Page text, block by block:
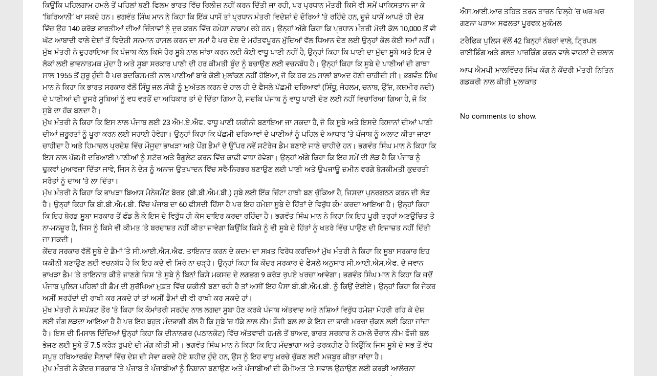
ਕਿਉਂਕਿ ਪਹਿਲਗਾਮ ਹਮਲੇ ਤੋਂ ਪਹਿਲਾਂ ਬਣੀ ਫਿਲਮ ਭਾਰਤ ਵਿੱਚ ਰਿਲੀਜ਼ ਨਹੀਂ ਕਰਨ ਦਿੱਤੀ ਜਾ ਰਹੀ, ਪਰ ਪ੍ਰਧਾਨ ਮੰਤਰੀ ਕਿਸੇ ਵੀ ਸਮੇਂ ਪਾਕਿਸਤਾਨ ਜਾ ਕੇ
‘ਬਿਰਿਆਨੀ’ ਖਾ ਸਕਦੇ ਹਨ। ਭਗਵੰਤ ਸਿੰਘ ਮਾਨ ਨੇ ਕਿਹਾ ਕਿ ਇੱਕ ਪਾਸੇਂ ਤਾਂ ਪ੍ਰਧਾਨ ਮੰਤਰੀ ਵਿਦੇਸ਼ਾਂ ਦੇ ਦੌਰਿਆਂ ‘ਤੇ ਰਹਿੰਦੇ ਹਨ, ਦੂਜੇ ਪਾਸੇਂ ਆਪਣੇ ਹੀ ਦੇਸ਼
ਵਿੱਚ ਉਹ 140 ਕਰੋੜ ਭਾਰਤੀਆਂ ਦੀਆਂ ਚਿੰਤਾਵਾਂ ਨੂੰ ਦੂਰ ਕਰਨ ਵਿੱਚ ਹਮੇਸ਼ਾ ਨਾਕਾਮ ਰਹੇ ਹਨ। ਉਨ੍ਹਾਂ ਅੱਗੇ ਕਿਹਾ ਕਿ ਪ੍ਰਧਾਨ ਮੰਤਰੀ ਮੋਦੀ ਕੋਲ 10,000 ਤੋਂ ਵੀ
ਘੱਟ ਆਬਾਦੀ ਵਾਲੇ ਦੇਸ਼ਾਂ ਤੋਂ ਵਿਦੇਸ਼ੀ ਸਨਮਾਨ ਹਾਸਲ ਕਰਨ ਦਾ ਸਮਾਂ ਹੈ ਪਰ ਦੇਸ਼ ਦੇ ਮਹੱਤਵਪੂਰਨ ਮੁੱਦਿਆਂ ਵੱਲ ਧਿਆਨ ਦੇਣ ਲਈ ਉਨ੍ਹਾਂ ਕੋਲ ਕੋਈ ਸਮਾਂ ਨਹੀਂ।
ਮੁੱਖ ਮੰਤਰੀ ਨੇ ਦੁਹਰਾਇਆ ਕਿ ਪੰਜਾਬ ਕੋਲ ਕਿਸੇ ਹੋਰ ਸੂਬੇ ਨਾਲ ਸਾਂਝਾ ਕਰਨ ਲਈ ਕੋਈ ਵਾਧੂ ਪਾਣੀ ਨਹੀਂ ਹੈ, ਉਨ੍ਹਾਂ ਕਿਹਾ ਕਿ ਪਾਣੀ ਦਾ ਮੁੱਦਾ ਸੂਬੇ ਅਤੇ ਇਸ ਦੇ
ਲੋਕਾਂ ਲਈ ਭਾਵਨਾਤਮਕ ਮੁੱਦਾ ਹੈ ਅਤੇ ਸੂਬਾ ਸਰਕਾਰ ਪਾਣੀ ਦੀ ਹਰ ਕੀਮਤੀ ਬੂੰਦ ਨੂੰ ਬਚਾਉਣ ਲਈ ਵਚਨਬੱਧ ਹੈ। ਉਨ੍ਹਾਂ ਕਿਹਾ ਕਿ ਸੂਬੇ ਦੇ ਪਾਣੀਆਂ ਦੀ ਗਾਥਾ
ਸਾਲ 1955 ਤੋਂ ਸ਼ੁਰੂ ਹੁੰਦੀ ਹੈ ਪਰ ਬਦਕਿਸਮਤੀ ਨਾਲ ਪਾਣੀਆਂ ਬਾਰੇ ਕੋਈ ਮੁਲਾਂਕਣ ਨਹੀਂ ਹੋਇਆ, ਜੋ ਕਿ ਹਰ 25 ਸਾਲਾਂ ਬਾਅਦ ਹੋਣੀ ਚਾਹੀਦੀ ਸੀ। ਭਗਵੰਤ ਸਿੰਘ
ਮਾਨ ਨੇ ਕਿਹਾ ਕਿ ਭਾਰਤ ਸਰਕਾਰ ਵੱਲੋਂ ਸਿੰਧੂ ਜਲ ਸੰਧੀ ਨੂੰ ਮੁਅੱਤਲ ਕਰਨ ਦੇ ਹਾਲ ਹੀ ਦੇ ਫੈਸਲੇ ਪੱਛਮੀ ਦਰਿਆਵਾਂ (ਸਿੰਧੂ, ਜੇਹਲਮ, ਚਨਾਬ, ਉੱਜ, ਕਸ਼ਮੀਰ ਨਦੀ)
ਦੇ ਪਾਣੀਆਂ ਦੀ ਦੂਸਰੇ ਸੂਬਿਆਂ ਨੂੰ ਵਧ ਵਰਤੋਂ ਦਾ ਅਧਿਕਾਰ ਤਾਂ ਦੇ ਦਿੱਤਾ ਗਿਆ ਹੈ, ਜਦਕਿ ਪੰਜਾਬ ਨੂੰ ਵਾਧੂ ਪਾਣੀ ਦੇਣ ਲਈ ਨਹੀਂ ਵਿਚਾਰਿਆ ਗਿਆ ਹੈ, ਜੋ ਕਿ
ਸੂਬੇ ਦਾ ਹੱਕ ਬਣਦਾ ਹੈ।
ਮੁੱਖ ਮੰਤਰੀ ਨੇ ਕਿਹਾ ਕਿ ਇਸ ਨਾਲ ਪੰਜਾਬ ਲਈ 23 ਐਮ.ਏ.ਐਫ. ਵਾਧੂ ਪਾਣੀ ਯਕੀਨੀ ਬਣਾਇਆ ਜਾ ਸਕਦਾ ਹੈ, ਜੋ ਕਿ ਸੂਬੇ ਅਤੇ ਇਸਦੇ ਕਿਸਾਨਾਂ ਦੀਆਂ ਪਾਣੀ
ਦੀਆਂ ਜ਼ਰੂਰਤਾਂ ਨੂੰ ਪੂਰਾ ਕਰਨ ਲਈ ਸਹਾਈ ਹੋਵੇਗਾ। ਉਨ੍ਹਾਂ ਕਿਹਾ ਕਿ ਪੱਛਮੀ ਦਰਿਆਵਾਂ ਦੇ ਪਾਣੀਆਂ ਨੂੰ ਪਹਿਲ ਦੇ ਆਧਾਰ ‘ਤੇ ਪੰਜਾਬ ਨੂੰ ਅਲਾਟ ਕੀਤਾ ਜਾਣਾ
ਚਾਹੀਦਾ ਹੈ ਅਤੇ ਹਿਮਾਚਲ ਪ੍ਰਦੇਸ਼ ਵਿੱਚ ਮੌਜੂਦਾ ਭਾਖੜਾ ਅਤੇ ਪੌਂਗ ਡੈਮਾਂ ਦੇ ਉੱਪਰ ਨਵੇਂ ਸਟੋਰੇਜ ਡੈਮ ਬਣਾਏ ਜਾਣੇ ਚਾਹੀਦੇ ਹਨ। ਭਗਵੰਤ ਸਿੰਘ ਮਾਨ ਨੇ ਕਿਹਾ ਕਿ
ਇਸ ਨਾਲ ਪੱਛਮੀ ਦਰਿਆਈ ਪਾਣੀਆਂ ਨੂੰ ਸਟੋਰ ਅਤੇ ਰੈਗੂਲੇਟ ਕਰਨ ਵਿੱਚ ਕਾਫ਼ੀ ਵਾਧਾ ਹੋਵੇਗਾ। ਉਨ੍ਹਾਂ ਅੱਗੇ ਕਿਹਾ ਕਿ ਇਹ ਸਮੇਂ ਦੀ ਲੋੜ ਹੈ ਕਿ ਪੰਜਾਬ ਨੂੰ
ਢੁਕਵਾਂ ਮੁਆਵਜ਼ਾ ਦਿੱਤਾ ਜਾਵੇ, ਜਿਸ ਨੇ ਦੇਸ਼ ਨੂੰ ਅਨਾਜ ਉਤਪਾਦਨ ਵਿੱਚ ਸਵੈ-ਨਿਰਭਰ ਬਣਾਉਣ ਲਈ ਪਾਣੀ ਅਤੇ ਉਪਜਾਊ ਜ਼ਮੀਨ ਵਰਗੇ ਬੇਸ਼ਕੀਮਤੀ ਕੁਦਰਤੀ
ਸਰੋਤਾਂ ਨੂੰ ਦਾਅ ‘ਤੇ ਲਾ ਦਿੱਤਾ।
ਮੁੱਖ ਮੰਤਰੀ ਨੇ ਕਿਹਾ ਕਿ ਭਾਖੜਾ ਬਿਆਸ ਮੈਨੇਜਮੈਂਟ ਬੋਰਡ (ਬੀ.ਬੀ.ਐਮ.ਬੀ.) ਸੂਬੇ ਲਈ ਇੱਕ ਚਿੱਟਾ ਹਾਥੀ ਬਣ ਚੁੱਕਿਆ ਹੈ, ਜਿਸਦਾ ਪੁਨਰਗਠਨ ਕਰਨ ਦੀ ਲੋੜ
ਹੈ। ਉਨ੍ਹਾਂ ਕਿਹਾ ਕਿ ਬੀ.ਬੀ.ਐਮ.ਬੀ. ਵਿੱਚ ਪੰਜਾਬ ਦਾ 60 ਫੀਸਦੀ ਹਿੱਸਾ ਹੈ ਪਰ ਇਹ ਹਮੇਸ਼ਾ ਸੂਬੇ ਦੇ ਹਿੱਤਾਂ ਦੇ ਵਿਰੁੱਧ ਕੰਮ ਕਰਦਾ ਆਇਆ ਹੈ। ਉਨ੍ਹਾਂ ਕਿਹਾ
ਕਿ ਇਹ ਬੋਰਡ ਸੂਬਾ ਸਰਕਾਰ ਤੋਂ ਫੰਡ ਲੈ ਕੇ ਇਸ ਦੇ ਵਿਰੁੱਧ ਹੀ ਕੇਸ ਦਾਇਰ ਕਰਦਾ ਰਹਿੰਦਾ ਹੈ। ਭਗਵੰਤ ਸਿੰਘ ਮਾਨ ਨੇ ਕਿਹਾ ਕਿ ਇਹ ਪੂਰੀ ਤਰ੍ਹਾਂ ਅਣਉਚਿਤ ਤੇ
ਨਾ-ਮਨਜ਼ੂਰ ਹੈ, ਜਿਸ ਨੂੰ ਕਿਸੇ ਵੀ ਕੀਮਤ ‘ਤੇ ਬਰਦਾਸ਼ਤ ਨਹੀਂ ਕੀਤਾ ਜਾਵੇਗਾ ਕਿਉਂਕਿ ਕਿਸੇ ਨੂੰ ਵੀ ਸੂਬੇ ਦੇ ਹਿੱਤਾਂ ਨੂੰ ਖਤਰੇ ਵਿੱਚ ਪਾਉਣ ਦੀ ਇਜਾਜ਼ਤ ਨਹੀਂ ਦਿੱਤੀ
ਜਾ ਸਕਦੀ।
ਕੇਂਦਰ ਸਰਕਾਰ ਵੱਲੋਂ ਸੂਬੇ ਦੇ ਡੈਮਾਂ ‘ਤੇ ਸੀ.ਆਈ.ਐਸ.ਐਫ. ਤਾਇਨਾਤ ਕਰਨ ਦੇ ਕਦਮ ਦਾ ਸਖ਼ਤ ਵਿਰੋਧ ਕਰਦਿਆਂ ਮੁੱਖ ਮੰਤਰੀ ਨੇ ਕਿਹਾ ਕਿ ਸੂਬਾ ਸਰਕਾਰ ਇਹ
ਯਕੀਨੀ ਬਣਾਉਣ ਲਈ ਵਚਨਬੱਧ ਹੈ ਕਿ ਇਹ ਕਦੇ ਵੀ ਸਿਰੇ ਨਾ ਚੜ੍ਹੇ। ਉਨ੍ਹਾਂ ਕਿਹਾ ਕਿ ਕੇਂਦਰ ਸਰਕਾਰ ਦੇ ਫੈਸਲੇ ਅਨੁਸਾਰ ਸੀ.ਆਈ.ਐਸ.ਐਫ. ਦੇ ਜਵਾਨ
ਭਾਖੜਾ ਡੈਮ ‘ਤੇ ਤਾਇਨਾਤ ਕੀਤੇ ਜਾਣਗੇ ਜਿਸ ‘ਤੇ ਸੂਬੇ ਨੂੰ ਬਿਨਾਂ ਕਿਸੇ ਮਕਸਦ ਦੇ ਲਗਭਗ 9 ਕਰੋੜ ਰੁਪਏ ਖਰਚਾ ਆਵੇਗਾ। ਭਗਵੰਤ ਸਿੰਘ ਮਾਨ ਨੇ ਕਿਹਾ ਕਿ ਜਦੋਂ
ਪੰਜਾਬ ਪੁਲਿਸ ਪਹਿਲਾਂ ਹੀ ਡੈਮ ਦੀ ਸੁਰੱਖਿਆ ਮੁਫ਼ਤ ਵਿੱਚ ਯਕੀਨੀ ਬਣਾ ਰਹੀ ਹੈ ਤਾਂ ਅਸੀਂ ਇਹ ਪੈਸਾ ਬੀ.ਬੀ.ਐਮ.ਬੀ. ਨੂੰ ਕਿਉਂ ਦੇਈਏ। ਉਨ੍ਹਾਂ ਕਿਹਾ ਕਿ ਜੇਕਰ
ਅਸੀਂ ਸਰਹੱਦਾਂ ਦੀ ਰਾਖੀ ਕਰ ਸਕਦੇ ਹਾਂ ਤਾਂ ਅਸੀਂ ਡੈਮਾਂ ਦੀ ਵੀ ਰਾਖੀ ਕਰ ਸਕਦੇ ਹਾਂ।
ਮੁੱਖ ਮੰਤਰੀ ਨੇ ਸਪੱਸ਼ਟ ਤੌਰ ‘ਤੇ ਕਿਹਾ ਕਿ ਕੌਮਾਂਤਰੀ ਸਰਹੱਦ ਨਾਲ ਲਗਦਾ ਸੂਬਾ ਹੋਣ ਕਰਕੇ ਪੰਜਾਬ ਅੱਤਵਾਦ ਅਤੇ ਨਸ਼ਿਆਂ ਵਿਰੁੱਧ ਹਮੇਸ਼ਾ ਮੋਹਰੀ ਰਹਿ ਕੇ ਦੇਸ਼
ਲਈ ਜੰਗ ਲੜਦਾ ਆਇਆ ਹੈ ਹੈ ਪਰ ਇਹ ਬਹੁਤ ਮੰਦਭਾਗੀ ਗੱਲ ਹੈ ਕਿ ਸੂਬੇ ‘ਚ ਧੱਕੇ ਨਾਲ ਨੀਮ ਫ਼ੌਜੀ ਬਲ ਲਾ ਕੇ ਇਸ ਦਾ ਭਾਰੀ ਖ਼ਰਚਾ ਚੁੱਕਣ ਲਈ ਕਿਹਾ ਜਾਂਦਾ
ਹੈ। ਇਸ ਦੀ ਮਿਸਾਲ ਦਿੰਦਿਆਂ ਉਨ੍ਹਾਂ ਕਿਹਾ ਕਿ ਦੀਨਾਨਗਰ (ਪਠਾਨਕੋਟ) ਵਿੱਚ ਅੱਤਵਾਦੀ ਹਮਲੇ ਤੋਂ ਬਾਅਦ, ਭਾਰਤ ਸਰਕਾਰ ਨੇ ਹਮਲੇ ਦੌਰਾਨ ਨੀਮ ਫੌਜੀ ਬਲ
ਭੇਜਣ ਲਈ ਸੂਬੇ ਤੋਂ 7.5 ਕਰੋੜ ਰੁਪਏ ਦੀ ਮੰਗ ਕੀਤੀ ਸੀ। ਭਗਵੰਤ ਸਿੰਘ ਮਾਨ ਨੇ ਕਿਹਾ ਕਿ ਇਹ ਮੰਦਭਾਗਾ ਅਤੇ ਤਰਕਹੀਣ ਹੈ ਕਿਉਂਕਿ ਜਿਸ ਸੂਬੇ ਦੇ ਸਭ ਤੋਂ ਵੱਧ
ਸਪੂਤ ਹਥਿਆਰਬੰਦ ਸੈਨਾਵਾਂ ਵਿੱਚ ਦੇਸ਼ ਦੀ ਸੇਵਾ ਕਰਦੇ ਹੋਏ ਸ਼ਹੀਦ ਹੁੰਦੇ ਹਨ, ਉਸ ਨੂੰ ਇਹ ਵਾਧੂ ਖ਼ਰਚੇ ਚੁੱਕਣ ਲਈ ਮਜਬੂਰ ਕੀਤਾ ਜਾਂਦਾ ਹੈ।
ਮੁੱਖ ਮੰਤਰੀ ਨੇ ਕੇਂਦਰ ਸਰਕਾਰ ‘ਤੇ ਪੰਜਾਬ ਤੇ ਪੰਜਾਬੀਆਂ ਨੂੰ ਨਿਸ਼ਾਨਾ ਬਣਾਉਣ ਅਤੇ ਪੰਜਾਬੀਆਂ ਦੀ ਕੌਮੀਅਤ ‘ਤੇ ਸਵਾਲ ਉਠਾਉਣ ਲਈ ਕਰੜੀ ਆਲੋਚਨਾ
ਐਸ.ਆਈ.ਆਰ ਤਹਿਤ ਤਰਨ ਤਾਰਨ ਜ਼ਿਲ੍ਹੇ ‘ਚ ਘਰ-ਘਰ
ਗਣਨਾ ਪੜਾਅ ਸਫਲਤਾ ਪੂਰਵਕ ਮੁਕੰਮਲ
ਟਰੈਫਿਕ ਪੁਲਿਸ ਵੱਲੋਂ 42 ਬਿਨ੍ਹਾਂ ਨੰਬਰਾਂ ਵਾਲੇ, ਟ੍ਰਿਪਲ
ਰਾਈਡਿੰਗ ਅਤੇ ਗਲਤ ਪਾਰਕਿੰਗ ਕਰਨ ਵਾਲੇ ਵਾਹਨਾਂ ਦੇ ਚਲਾਨ
ਆਪ ਐਮਪੀ ਮਾਲਵਿੰਦਰ ਸਿੰਘ ਕੰਗ ਨੇ ਕੇਂਦਰੀ ਮੰਤਰੀ ਨਿਤਿਨ
ਗਡਕਰੀ ਨਾਲ ਕੀਤੀ ਮੁਲਾਕਾਤ
No comments to show.